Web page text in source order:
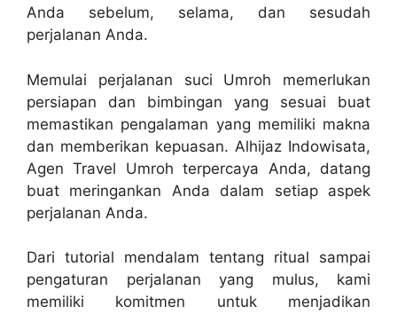
Anda sebelum, selama, dan sesudah
perjalanan Anda.
Memulai perjalanan suci Umroh memerlukan
persiapan dan bimbingan yang sesuai buat
memastikan pengalaman yang memiliki makna
dan memberikan kepuasan. Alhijaz Indowisata,
Agen Travel Umroh terpercaya Anda, datang
buat meringankan Anda dalam setiap aspek
perjalanan Anda.
Dari tutorial mendalam tentang ritual sampai
pengaturan perjalanan yang mulus, kami
memiliki komitmen untuk menjadikan